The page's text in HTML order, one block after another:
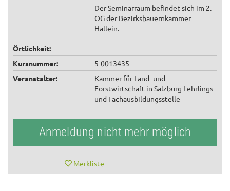
Der Seminarraum befindet sich im 2.
OG der Bezirksbauernkammer
Hallein.
Örtlichkeit:
Kursnummer:
5-0013435
Veranstalter:
Kammer für Land- und
Forstwirtschaft in Salzburg Lehrlings-
und Fachausbildungsstelle
Anmeldung nicht mehr möglich
Merkliste